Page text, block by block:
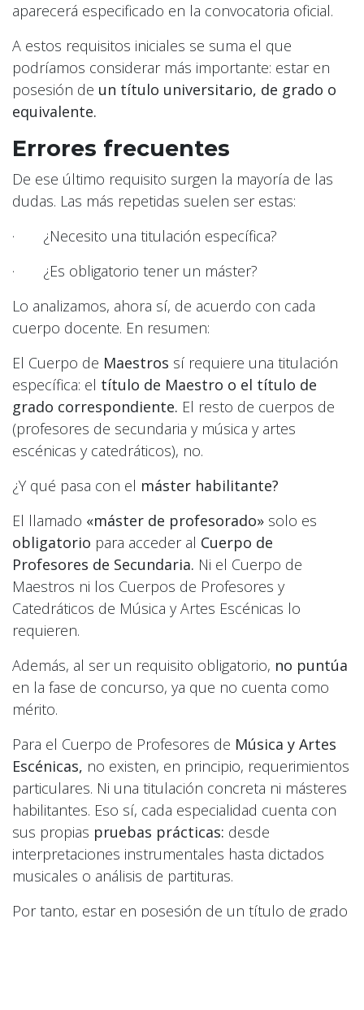
aparecerá especificado en la convocatoria oficial.
A estos requisitos iniciales se suma el que
podríamos considerar más importante: estar en
posesión de un título universitario, de grado o
equivalente.
Errores frecuentes
De ese último requisito surgen la mayoría de las
dudas. Las más repetidas suelen ser estas:
· ¿Necesito una titulación específica?
· ¿Es obligatorio tener un máster?
Lo analizamos, ahora sí, de acuerdo con cada
cuerpo docente. En resumen:
El Cuerpo de Maestros sí requiere una titulación
específica: el título de Maestro o el título de
grado correspondiente. El resto de cuerpos de
(profesores de secundaria y música y artes
escénicas y catedráticos), no.
¿Y qué pasa con el máster habilitante?
El llamado «máster de profesorado» solo es
obligatorio para acceder al Cuerpo de
Profesores de Secundaria. Ni el Cuerpo de
Maestros ni los Cuerpos de Profesores y
Catedráticos de Música y Artes Escénicas lo
requieren.
Además, al ser un requisito obligatorio, no puntúa
en la fase de concurso, ya que no cuenta como
mérito.
Para el Cuerpo de Profesores de Música y Artes
Escénicas, no existen, en principio, requerimientos
particulares. Ni una titulación concreta ni másteres
habilitantes. Eso sí, cada especialidad cuenta con
sus propias pruebas prácticas: desde
interpretaciones instrumentales hasta dictados
musicales o análisis de partituras.
Por tanto, estar en posesión de un título de grado